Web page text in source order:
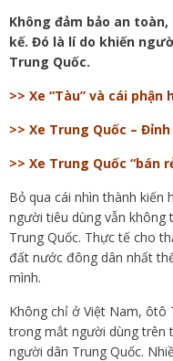
Không đảm bảo an
kế. Đó là lí do khiến
Trung Quốc.
>> Xe “Tàu” và cái
>> Xe Trung Quốc –
>> Xe Trung Quốc “bán
Bỏ qua cái nhìn thành kiến
người tiêu dùng vẫn không
Trung Quốc. Thực tế cho
đất nước đông dân nhất
mình.
Không chỉ ở Việt Nam, ôtô
trong mắt người dùng trên
người dân Trung Quốc.